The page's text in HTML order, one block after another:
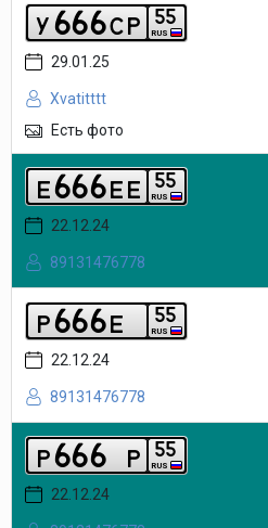
y666cp RUS
55
29.01.25
Xvatitttt
Есть фото
e666e e RUS
55
22.12.24
89131476778
p666e RUS
55
22.12.24
89131476778
p666 p RUS
55
22.12.24